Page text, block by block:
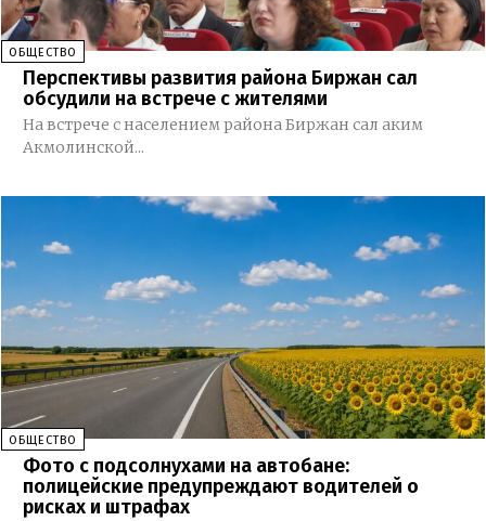
ОБЩЕСТВО
Перспективы развития района Биржан сал
обсудили на встрече с жителями
На встрече с населением района Биржан сал аким
Акмолинской...
ОБЩЕСТВО
Фото с подсолнухами на автобане:
полицейские предупреждают водителей о
рисках и штрафах